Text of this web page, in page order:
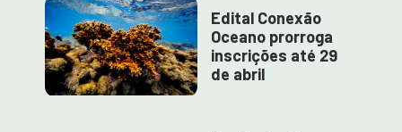
Edital Conexão
Oceano prorroga
inscrições até 29
de abril